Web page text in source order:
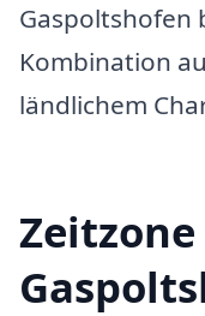
Gaspoltshofen
Kombination
ländlichem